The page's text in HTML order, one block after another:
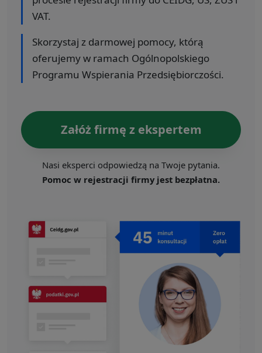
VAT.
Skorzystaj z darmowej pomocy, którą
oferujemy w ramach Ogólnopolskiego
Programu Wspierania Przedsiębiorczości.
Załóż firmę z ekspertem
Nasi eksperci odpowiedzą na Twoje pytania.
Pomoc w rejestracji firmy jest bezpłatna.